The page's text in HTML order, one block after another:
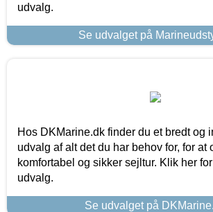
udvalg.
Se udvalget på
Hos DKMarine.dk finder du et bredt og
udvalg af alt det du har behov for, for at
komfortabel og sikker sejltur. Klik her
udvalg.
Se udvalget på